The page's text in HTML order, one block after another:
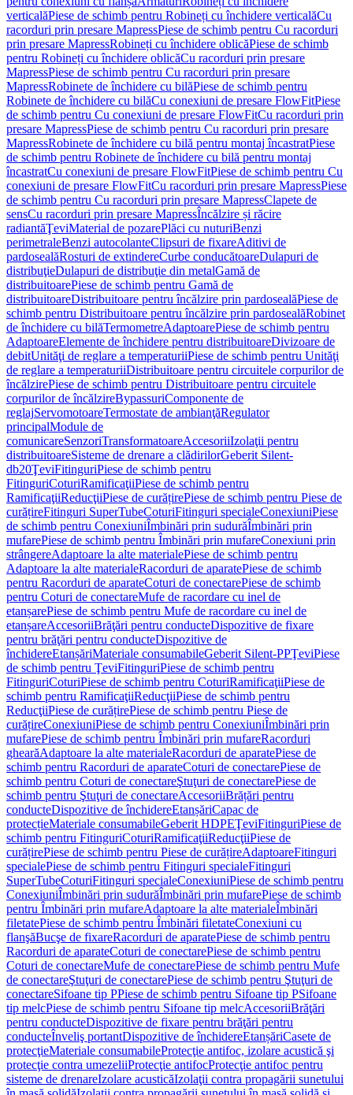
verticalăPiese de schimb pentru Robineți cu închidere verticalăCu
racorduri prin presare MapressPiese de schimb pentru Cu racorduri
prin presare MapressRobineți cu închidere oblicăPiese de schimb
pentru Robineți cu închidere oblicăCu racorduri prin presare
MapressPiese de schimb pentru Cu racorduri prin presare
MapressRobinete de închidere cu bilăPiese de schimb pentru
Robinete de închidere cu bilăCu conexiuni de presare FlowFitPiese
de schimb pentru Cu conexiuni de presare FlowFitCu racorduri prin
presare MapressPiese de schimb pentru Cu racorduri prin presare
MapressRobinete de închidere cu bilă pentru montaj încastratPiese
de schimb pentru Robinete de închidere cu bilă pentru montaj
încastratCu conexiuni de presare FlowFitPiese de schimb pentru Cu
conexiuni de presare FlowFitCu racorduri prin presare MapressPiese
de schimb pentru Cu racorduri prin presare MapressClapete de
sensCu racorduri prin presare MapressÎncălzire și răcire
radiantăŢeviMaterial de pozarePlăci cu nuturiBenzi
perimetraleBenzi autocolanteClipsuri de fixareAditivi de
pardosealăRosturi de extindereCurbe conducătoareDulapuri de
distribuţieDulapuri de distribuţie din metalGamă de
distribuitoarePiese de schimb pentru Gamă de
distribuitoareDistribuitoare pentru încălzire prin pardosealăPiese de
schimb pentru Distribuitoare pentru încălzire prin pardosealăRobinet
de închidere cu bilăTermometreAdaptoarePiese de schimb pentru
AdaptoareElemente de închidere pentru distribuitoareDivizoare de
debitUnităţi de reglare a temperaturiiPiese de schimb pentru Unităţi
de reglare a temperaturiiDistribuitoare pentru circuitele corpurilor de
încălzirePiese de schimb pentru Distribuitoare pentru circuitele
corpurilor de încălzireBypassuriComponente de
reglajServomotoareTermostate de ambianţăRegulator
principalModule de
comunicareSenzoriTransformatoareAccesoriiIzolaţii pentru
distribuitoareSisteme de drenare a clădirilorGeberit Silent-
db20ŢeviFitinguriPiese de schimb pentru
FitinguriCoturiRamificaţiiPiese de schimb pentru
RamificaţiiReducţiiPiese de curățirePiese de schimb pentru Piese de
curățireFitinguri SuperTubeCoturiFitinguri specialeConexiuniPiese
de schimb pentru ConexiuniÎmbinări prin sudurăÎmbinări prin
mufarePiese de schimb pentru Îmbinări prin mufareConexiuni prin
strângereAdaptoare la alte materialePiese de schimb pentru
Adaptoare la alte materialeRacorduri de aparatePiese de schimb
pentru Racorduri de aparateCoturi de conectarePiese de schimb
pentru Coturi de conectareMufe de racordare cu inel de
etanșarePiese de schimb pentru Mufe de racordare cu inel de
etanșareAccesoriiBrăţări pentru conducteDispozitive de fixare
pentru brăţări pentru conducteDispozitive de
închidereEtanșăriMateriale consumabileGeberit Silent-PPŢeviPiese
de schimb pentru ŢeviFitinguriPiese de schimb pentru
FitinguriCoturiPiese de schimb pentru CoturiRamificaţiiPiese de
schimb pentru RamificaţiiReducţiiPiese de schimb pentru
ReducţiiPiese de curățirePiese de schimb pentru Piese de
curățireConexiuniPiese de schimb pentru ConexiuniÎmbinări prin
mufarePiese de schimb pentru Îmbinări prin mufareRacorduri
ghearăAdaptoare la alte materialeRacorduri de aparatePiese de
schimb pentru Racorduri de aparateCoturi de conectarePiese de
schimb pentru Coturi de conectareŞtuţuri de conectarePiese de
schimb pentru Ştuţuri de conectareAccesoriiBrățări pentru
conducteDispozitive de închidereEtanșăriCapac de
protecțieMateriale consumabileGeberit HDPEŢeviFitinguriPiese de
schimb pentru FitinguriCoturiRamificaţiiReducţiiPiese de
curățirePiese de schimb pentru Piese de curățireAdaptoareFitinguri
specialePiese de schimb pentru Fitinguri specialeFitinguri
SuperTubeCoturiFitinguri specialeConexiuniPiese de schimb pentru
ConexiuniÎmbinări prin sudurăÎmbinări prin mufarePiese de schimb
pentru Îmbinări prin mufareAdaptoare la alte materialeÎmbinări
filetatePiese de schimb pentru Îmbinări filetateConexiuni cu
flanşăBucşe de fixareRacorduri de aparatePiese de schimb pentru
Racorduri de aparateCoturi de conectarePiese de schimb pentru
Coturi de conectareMufe de conectarePiese de schimb pentru Mufe
de conectareŞtuţuri de conectarePiese de schimb pentru Ştuţuri de
conectareSifoane tip PPiese de schimb pentru Sifoane tip PSifoane
tip melcPiese de schimb pentru Sifoane tip melcAccesoriiBrăţări
pentru conducteDispozitive de fixare pentru brăţări pentru
conducteÎnveliş portantDispozitive de închidereEtanșăriCasete de
protecţieMateriale consumabileProtecţie antifoc, izolare acustică şi
protecţie contra umezeliiProtecţie antifocProtecţie antifoc pentru
sisteme de drenareIzolare acusticăIzolaţii contra propagării sunetului